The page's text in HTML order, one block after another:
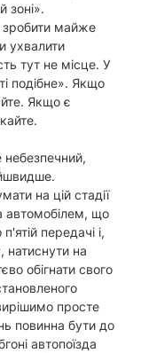
зоні».
зробити майже
ухвалити
тут не місце. У
подібне». Якщо
Якщо є
на цій стадії
автомобілем, що
передачі і,
натиснути на
обігнати свого
просте
повинна бути до
автопоїзда